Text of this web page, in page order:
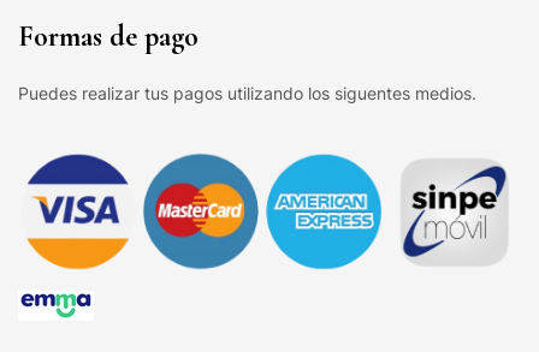
Formas de pago
Puedes realizar tus pagos utilizando los siguentes medios.